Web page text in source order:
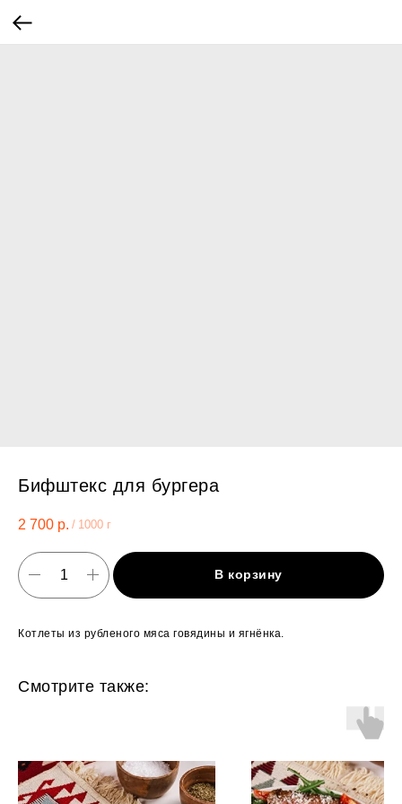
Бифштекс для бургера
2 700 р. / 1000 г
В корзину
Котлеты из рубленого мяса говядины и ягнёнка.
Смотрите также: